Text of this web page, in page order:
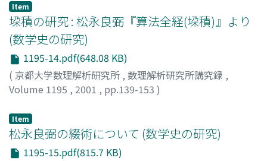
Item
垜積の研究 : 松永良弼『算法全経(垜積)』より
(数学史の研究)
1195-14.pdf(648.08 KB)
( 京都大学数理解析研究所 , 数理解析研究所講究録 ,
Volume 1195 , 2001 , pp.139-153 )
Item
松永良弼の綴術について (数学史の研究)
1195-15.pdf(815.7 KB)